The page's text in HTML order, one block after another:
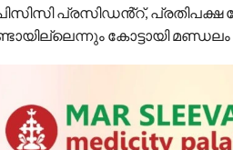
പ്രസിഡൻ്റ്, പ്രതിപക്ഷ
കോട്ടായി